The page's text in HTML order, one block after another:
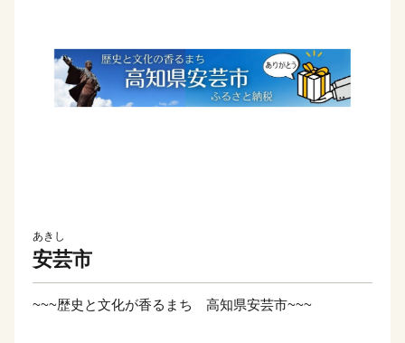
あきし
安芸市
~~~歴史と文化が香るまち 高知県安芸市~~~